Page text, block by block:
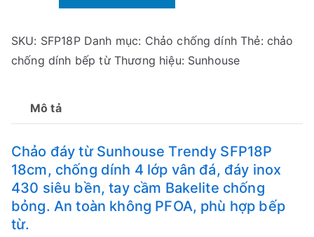
Sunhouse
Trendy
18cm
số
lượng
SKU: SFP18P Danh mục: Chảo chống dính Thẻ: chảo
chống dính bếp từ Thương hiệu: Sunhouse
Mô tả
Chảo đáy từ Sunhouse Trendy SFP18P
18cm, chống dính 4 lớp vân đá, đáy inox
430 siêu bền, tay cầm Bakelite chống
bỏng. An toàn không PFOA, phù hợp bếp
từ.